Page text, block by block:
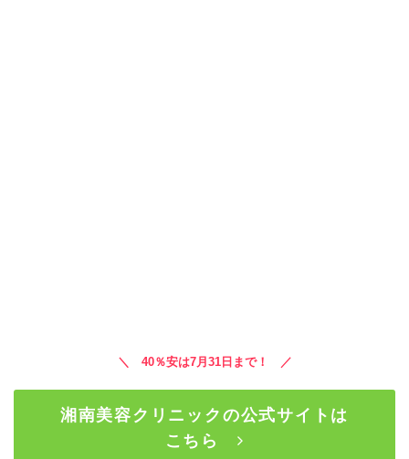
＼ 40％安は7月31日まで！ ／
湘南美容クリニックの公式サイトは
こちら